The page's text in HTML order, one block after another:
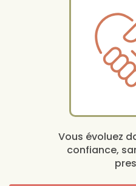
Vous évoluez
confiance,